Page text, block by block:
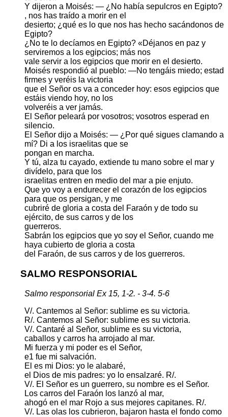
Y dijeron a Moisés: — ¿No había sepulcros en Egipto?
, nos has traído a morir en el
desierto; ¿qué es lo que nos has hecho sacándonos de
Egipto?
¿No te lo decíamos en Egipto? «Déjanos en paz y
serviremos a los egipcios; más nos
vale servir a los egipcios que morir en el desierto.
Moisés respondió al pueblo: —No tengáis miedo; estad
firmes y veréis la victoria
que el Señor os va a conceder hoy: esos egipcios que
estáis viendo hoy, no los
volveréis a ver jamás.
El Señor peleará por vosotros; vosotros esperad en
silencio.
El Señor dijo a Moisés: — ¿Por qué sigues clamando a
mí? Di a los israelitas que se
pongan en marcha.
Y tú, alza tu cayado, extiende tu mano sobre el mar y
divídelo, para que los
israelitas entren en medio del mar a pie enjuto.
Que yo voy a endurecer el corazón de los egipcios
para que os persigan, y me
cubriré de gloria a costa del Faraón y de todo su
ejército, de sus carros y de los
guerreros.
Sabrán los egipcios que yo soy el Señor, cuando me
haya cubierto de gloria a costa
del Faraón, de sus carros y de los guerreros.
SALMO RESPONSORIAL
Salmo responsorial Ex 15, 1-2. - 3-4. 5-6
V/. Cantemos al Señor: sublime es su victoria.
R/. Cantemos al Señor: sublime es su victoria.
V/. Cantaré al Señor, sublime es su victoria,
caballos y carros ha arrojado al mar.
Mi fuerza y mi poder es el Señor,
e1 fue mi salvación.
El es mi Dios: yo le alabaré,
el Dios de mis padres: yo lo ensalzaré. R/.
V/. El Señor es un guerrero, su nombre es el Señor.
Los carros del Faraón los lanzó al mar,
ahogó en el mar Rojo a sus mejores capitanes. R/.
V/. Las olas los cubrieron, bajaron hasta el fondo como